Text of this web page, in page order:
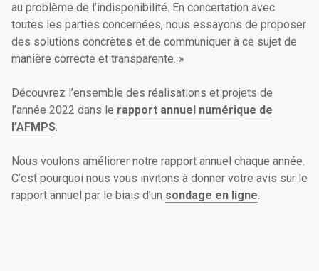
au problème de l’indisponibilité. En concertation avec
toutes les parties concernées, nous essayons de proposer
des solutions concrètes et de communiquer à ce sujet de
manière correcte et transparente. »
Découvrez l’ensemble des réalisations et projets de
l’année 2022 dans le rapport annuel numérique de
l’AFMPS.
Nous voulons améliorer notre rapport annuel chaque année.
C’est pourquoi nous vous invitons à donner votre avis sur le
rapport annuel par le biais d’un sondage en ligne.